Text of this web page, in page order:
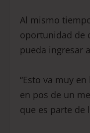
Al mismo
oportunidad de
pueda ingresar
“Esto va muy
en pos de un
que es parte de